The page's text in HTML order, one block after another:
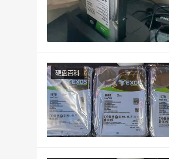
硬盘百科